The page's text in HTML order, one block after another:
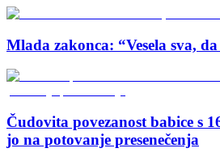
Mlada zakonca: “Vesela sva,
Čudovita povezanost babice s
jo na potovanje presenečenja